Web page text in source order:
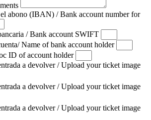
el abono (IBAN) / Bank account number for
/ Bank account SWIFT
Name of bank account holder
ID of account holder
a devolver / Upload your ticket image
a devolver / Upload your ticket image
a devolver / Upload your ticket image